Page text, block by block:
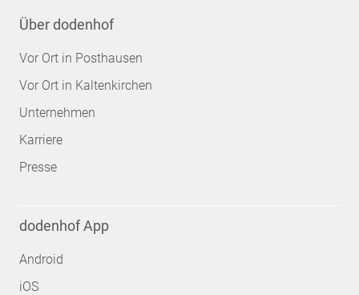
Über dodenhof
Vor Ort in Posthausen
Vor Ort in Kaltenkirchen
Unternehmen
Karriere
Presse
dodenhof App
Android
iOS